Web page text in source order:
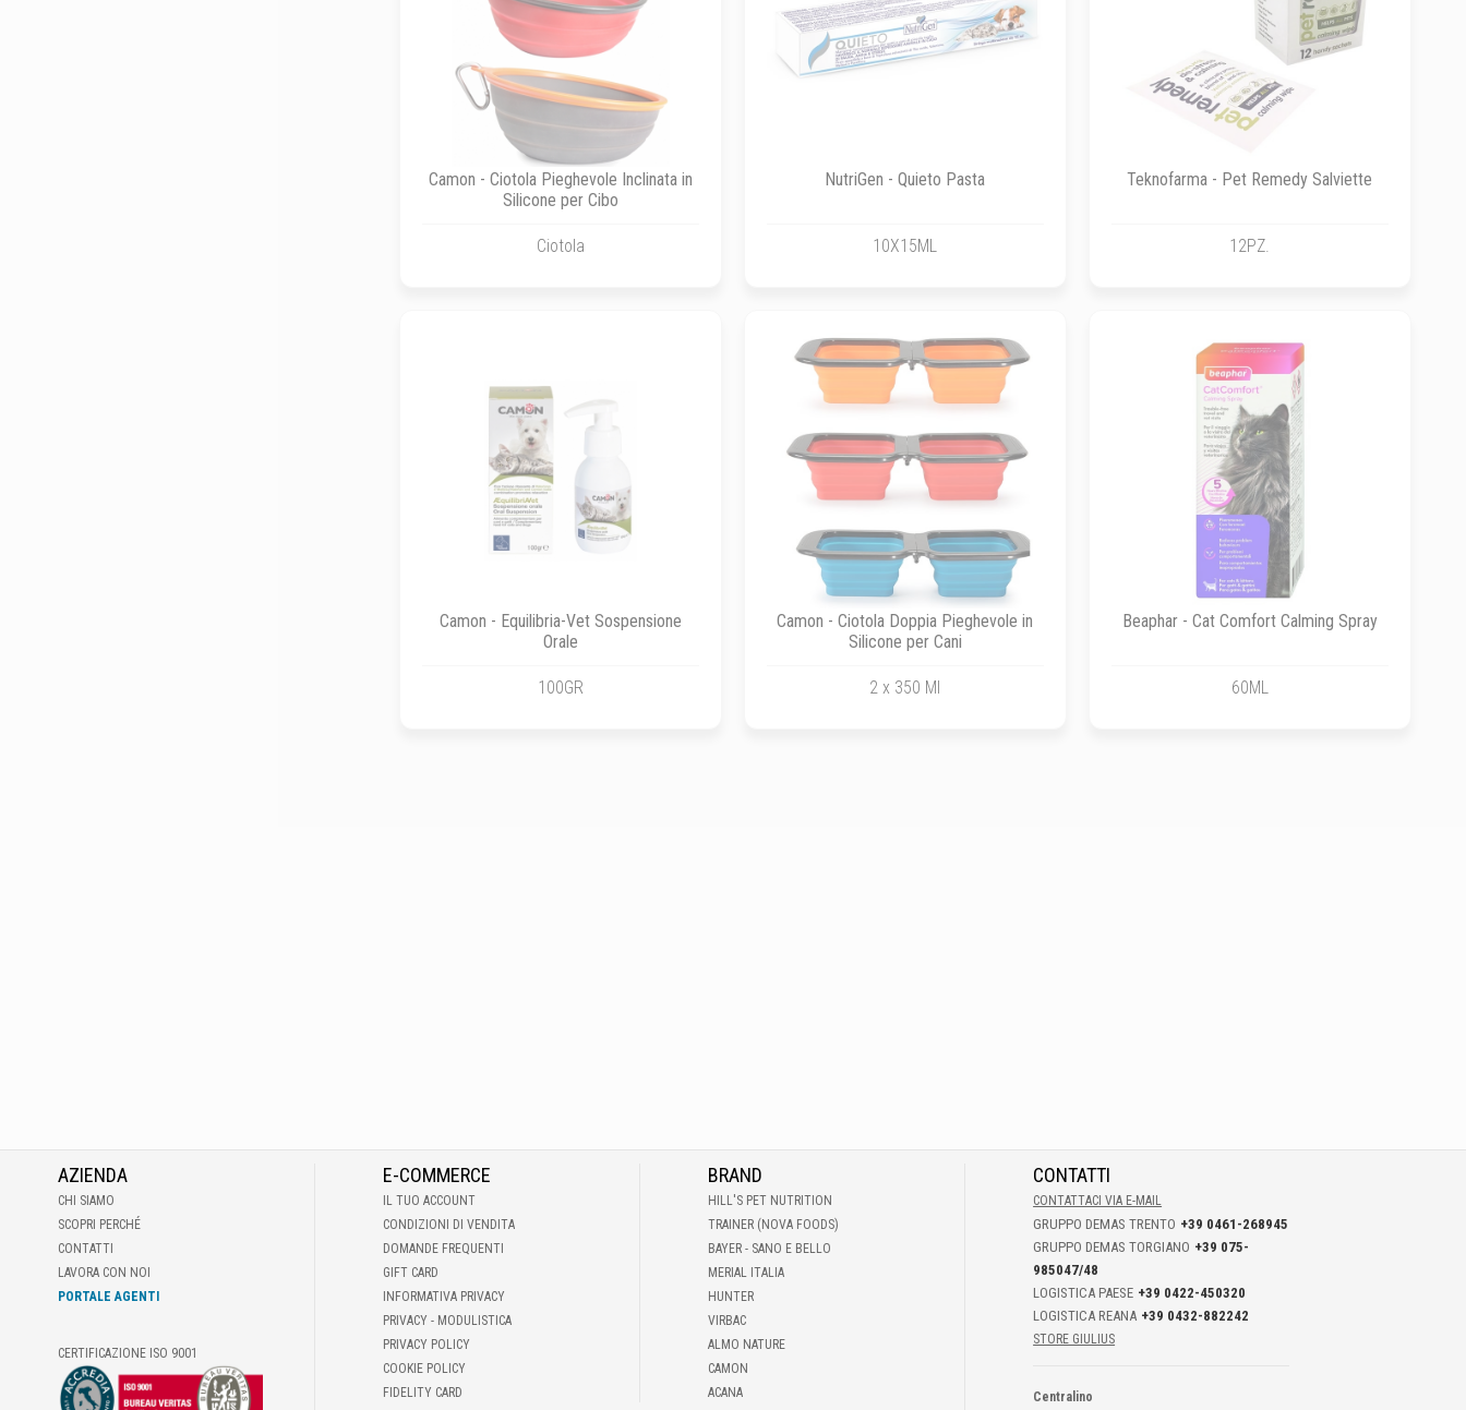
Camon - Ciotola Pieghevole Inclinata in
Silicone per Cibo
Ciotola
NutriGen - Quieto Pasta
10X15ML
Teknofarma - Pet Remedy Salviette
12PZ.
Camon - Equilibria-Vet Sospensione
Orale
100GR
Camon - Ciotola Doppia Pieghevole in
Silicone per Cani
2 x 350 Ml
Beaphar - Cat Comfort Calming Spray
60ML
AZIENDA
CHI SIAMO
SCOPRI PERCHÉ
CONTATTI
LAVORA CON NOI
PORTALE AGENTI
CERTIFICAZIONE ISO 9001
E-COMMERCE
IL TUO ACCOUNT
CONDIZIONI DI VENDITA
DOMANDE FREQUENTI
GIFT CARD
INFORMATIVA PRIVACY
PRIVACY - MODULISTICA
PRIVACY POLICY
COOKIE POLICY
FIDELITY CARD
BRAND
HILL'S PET NUTRITION
TRAINER (NOVA FOODS)
BAYER - SANO E BELLO
MERIAL ITALIA
HUNTER
VIRBAC
ALMO NATURE
CAMON
ACANA
CONTATTI
CONTATTACI VIA E-MAIL
GRUPPO DEMAS TRENTO +39 0461-268945
GRUPPO DEMAS TORGIANO +39 075-
985047/48
LOGISTICA PAESE +39 0422-450320
LOGISTICA REANA +39 0432-882242
STORE GIULIUS
Centralino